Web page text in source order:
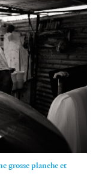
grosse planche et